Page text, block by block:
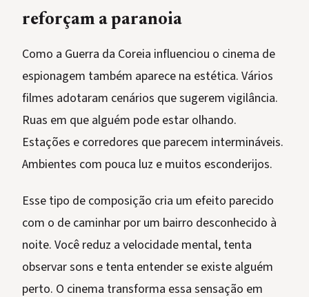
reforçam a paranoia
Como a Guerra da Coreia influenciou o cinema de
espionagem também aparece na estética. Vários
filmes adotaram cenários que sugerem vigilância.
Ruas em que alguém pode estar olhando.
Estações e corredores que parecem intermináveis.
Ambientes com pouca luz e muitos esconderijos.
Esse tipo de composição cria um efeito parecido
com o de caminhar por um bairro desconhecido à
noite. Você reduz a velocidade mental, tenta
observar sons e tenta entender se existe alguém
perto. O cinema transforma essa sensação em